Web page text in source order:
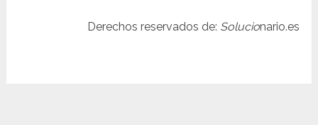
Derechos reservados de: Solucionario.es